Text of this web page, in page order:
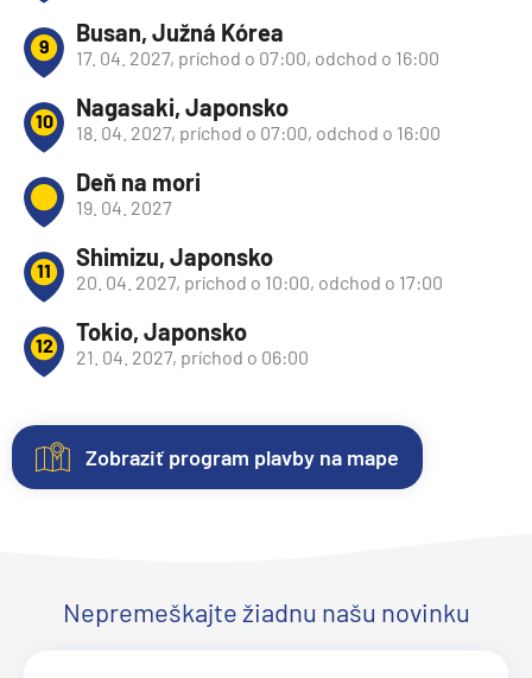
9 Busan, Južná Kórea
17. 04. 2027, príchod o 07:00, odchod o 16:00
10 Nagasaki, Japonsko
18. 04. 2027, príchod o 07:00, odchod o 16:00
Deň na mori
19. 04. 2027
11 Shimizu, Japonsko
20. 04. 2027, príchod o 10:00, odchod o 17:00
12 Tokio, Japonsko
21. 04. 2027, príchod o 06:00
Zobraziť program plavby na mape
Uvedené
ponúka
niekoľko
spoločnosť :
fotogalérii
prvom
Nepremeškajte žiadnu našu novinku